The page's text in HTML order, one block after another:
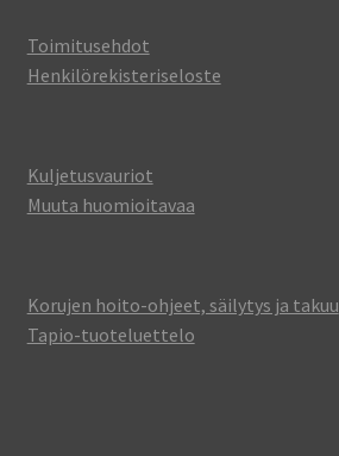
Toimitusehdot
Henkilörekisteriseloste
Kuljetusvauriot
Muuta huomioitavaa
Korujen hoito-ohjeet, säilytys ja takuu
Tapio-tuoteluettelo